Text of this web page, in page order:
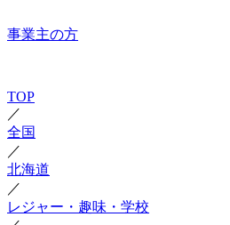
事業主の方
TOP
／
全国
／
北海道
／
レジャー・趣味・学校